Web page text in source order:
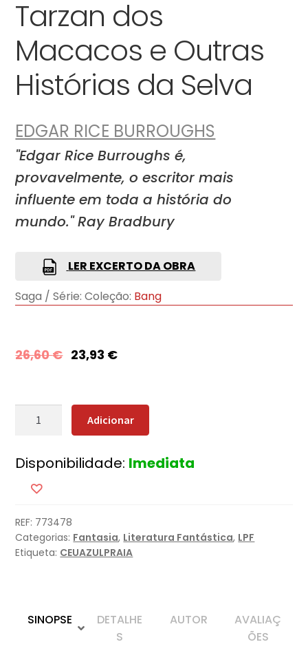
Tarzan dos
Macacos e Outras
Histórias da Selva
EDGAR RICE BURROUGHS
"Edgar Rice Burroughs é,
provavelmente, o escritor mais
influente em toda a história do
mundo." Ray Bradbury
LER EXCERTO DA OBRA
Saga / Série: Coleção: Bang
26,60€ 23,93 €
Quantidade
dos
Macacos
Outras
Histórias
da
Adicionar
Disponibilidade: Imediata
REF: 773478
Categorias: Fantasia, Literatura Fantástica, LPF
Etiqueta: CEUAZULPRAIA
SINOPSE
DETALHE
S
AUTOR
AVALIAÇ
ÕES